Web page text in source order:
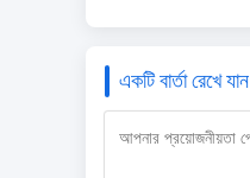
একটি বার্তা রেখে যান